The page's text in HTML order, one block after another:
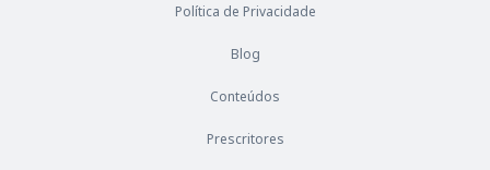
Política de Privacidade
Blog
Conteúdos
Prescritores